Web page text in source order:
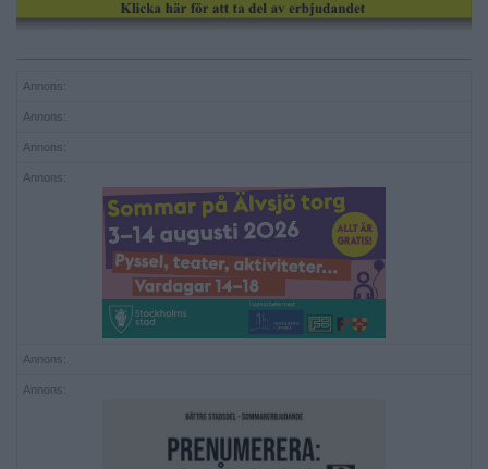
Annons:
Annons:
Annons:
Annons:
Annons:
Annons: